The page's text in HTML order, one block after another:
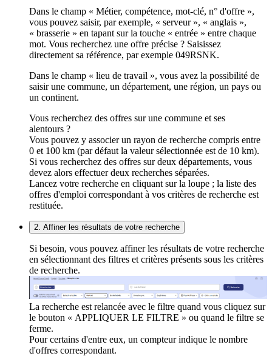
Dans le champ « Métier, compétence, mot-clé, n° d'offre »,
vous pouvez saisir, par exemple, « serveur », « anglais »,
« brasserie » en tapant sur la touche « entrée » entre chaque
mot. Vous recherchez une offre précise ? Saisissez
directement sa référence, par exemple 049RSNK.
Dans le champ « lieu de travail », vous avez la possibilité de
saisir une commune, un département, une région, un pays ou
un continent.
Vous recherchez des offres sur une commune et ses
alentours ?
Vous pouvez y associer un rayon de recherche compris entre
0 et 100 km (par défaut la valeur sélectionnée est de 10 km).
Si vous recherchez des offres sur deux départements, vous
devez alors effectuer deux recherches séparées.
Lancez votre recherche en cliquant sur la loupe ; la liste des
offres d'emploi correspondant à vos critères de recherche est
restituée.
2. Affiner les résultats de votre recherche
Si besoin, vous pouvez affiner les résultats de votre recherche
en sélectionnant des filtres et critères présents sous les critères
de recherche.
La recherche est relancée avec le filtre quand vous cliquez sur
le bouton « APPLIQUER LE FILTRE » ou quand le filtre se
ferme.
Pour certains d'entre eux, un compteur indique le nombre
d'offres correspondant.